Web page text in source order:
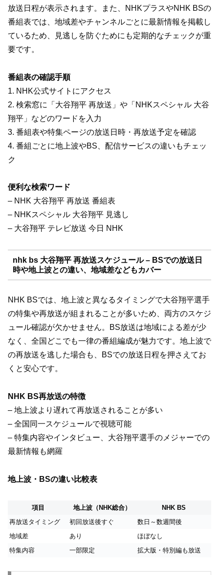
放送日程が表示されます。また、NHKプラスやNHK BSの
番組表では、地域差やチャンネルごとに最新情報を掲載し
ているため、見逃しを防ぐためにも定期的なチェックが重
要です。
番組表の確認手順
1. NHK公式サイトにアクセス
2. 検索窓に「大谷翔平 再放送」や「NHKスペシャル 大谷
翔平」などのワードを入力
3. 番組表や特集ページの放送日時・再放送予定を確認
4. 番組ごとに地上波やBS、配信サービスの違いもチェッ
ク
便利な検索ワード
– NHK 大谷翔平 再放送 番組表
– NHKスペシャル 大谷翔平 見逃し
– 大谷翔平 テレビ放送 今日 NHK
nhk bs 大谷翔平 再放送スケジュール – BSでの放送日
時や地上波との違い、地域差などもカバー
NHK BSでは、地上波と異なるタイミングで大谷翔平選手
の特集や再放送が組まれることが多いため、両方のスケジ
ュール確認が欠かせません。BS放送は地域による差が少
なく、全国どこでも一律の番組編成が魅力です。地上波で
の再放送を逃した場合も、BSでの放送日程を押さえてお
くと安心です。
NHK BS再放送の特徴
– 地上波より遅れて再放送されることが多い
– 全国同一スケジュールで視聴可能
– 特集内容やインタビュー、大谷翔平選手のメジャーでの
最新情報も網羅
地上波・BSの違い比較表
項目 地上波（NHK総合）
NHK BS
再放送タイミング
初回放送後すぐ
数日～数週間後
地域差
あり
ほぼなし
特集内容
一部限定 拡大版・特別編も放送